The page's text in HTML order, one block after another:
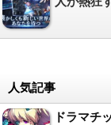
人気記事
ドラマチ